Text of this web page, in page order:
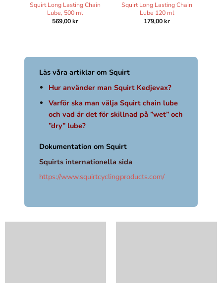
Squirt Long Lasting Chain
Lube, 500 ml
569,00kr
Squirt Long Lasting Chain
Lube 120 ml
179,00kr
Läs våra artiklar om Squirt
Hur använder man Squirt Kedjevax?
Varför ska man välja Squirt chain lube
och vad är det för skillnad på ”wet” och
”dry” lube?
Dokumentation om Squirt
Squirts internationella sida
https://www.squirtcyclingproducts.com/